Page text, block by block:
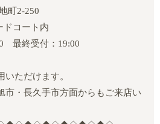
町2‐250
ドコート内
最終受付：19:00
ただけます。
市・長久手市方面からもご来店い